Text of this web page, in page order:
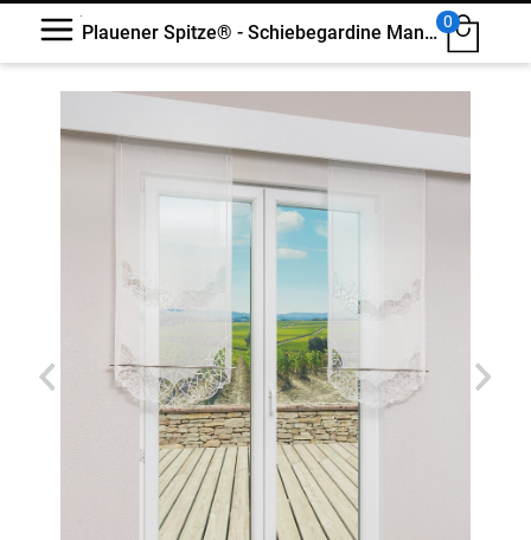
Plauener Spitze® - Schiebegardine Mandubia #1W
0